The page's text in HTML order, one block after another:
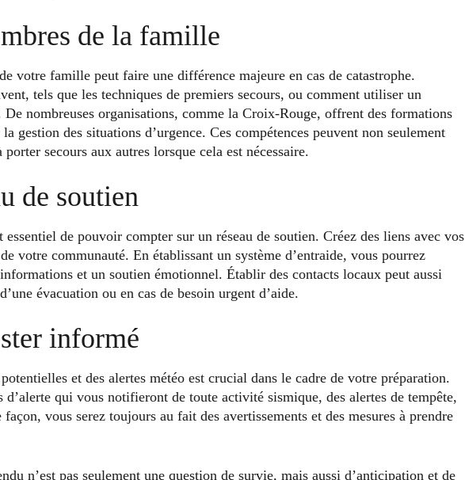
de la famille
votre famille peut faire une différence majeure en cas de catastrophe.
tels que les techniques de premiers secours, ou comment utiliser un
De nombreuses organisations, comme la Croix-Rouge, offrent des formations
gestion des situations d’urgence. Ces compétences peuvent non seulement
secours aux autres lorsque cela est nécessaire.
de soutien
essentiel de pouvoir compter sur un réseau de soutien. Créez des liens avec vos
votre communauté. En établissant un système d’entraide, vous pourrez
et un soutien émotionnel. Établir des contacts locaux peut aussi
évacuation ou en cas de besoin urgent d’aide.
informé
et des alertes météo est crucial dans le cadre de votre préparation.
d’alerte qui vous notifieront de toute activité sismique, des alertes de tempête,
vous serez toujours au fait des avertissements et des mesures à prendre
n’est pas seulement une question de survie, mais aussi d’anticipation et de